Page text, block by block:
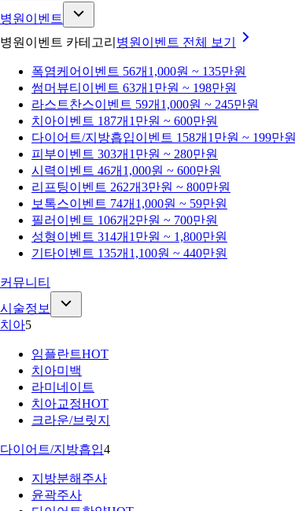
병원이벤트
병원이벤트 카테고리 병원이벤트 전체 보기
폭염케어 이벤트 56개 1,000원 ~ 135만원
썸머뷰티 이벤트 63개 1만원 ~ 198만원
라스트찬스이벤트 59개 1,000원 ~ 245만원
치아이벤트 187개 1만원 ~ 600만원
다이어트/지방흡입이벤트 158개 1만원 ~ 199만원
피부이벤트 303개 1만원 ~ 280만원
시력이벤트 46개 1,000원 ~ 600만원
리프팅이벤트 262개3만원 ~ 800만원
보톡스이벤트 74개 1,000원 ~ 59만원
필러 이벤트 106개 2만원 ~ 700만원
성형이벤트 314개 1만원 ~ 1,800만원
기타이벤트 135개 1,100원 ~ 440만원
커뮤니티
시술정보
치아5
임플란트HOT
치아미백
라미네이트
치아교정HOT
크라운/브릿지
다이어트/지방흡입4
지방분해주사
윤곽주사